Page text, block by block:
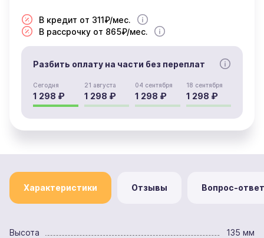
В кредит от 311₽/мес.
В рассрочку от 865₽/мес.
Разбить оплату на части без переплат
Сегодня
1 298 ₽
21 августа
1 298 ₽
04 сентября
1 298 ₽
18 сентября
1 298 ₽
Характеристики Отзывы Вопрос-ответ
Высота 135 мм